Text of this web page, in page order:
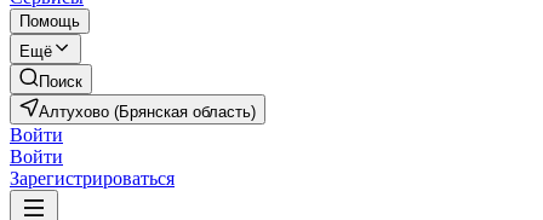
Помощь
Ещё
Поиск
Алтухово (Брянская область)
Войти
Войти
Зарегистрироваться